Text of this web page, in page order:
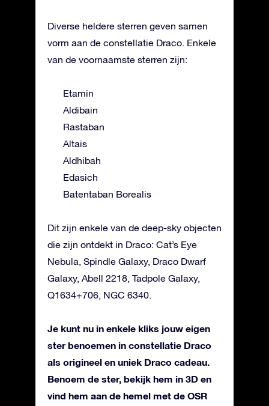
Diverse heldere sterren geven samen
vorm aan de constellatie Draco. Enkele
van de voornaamste sterren zijn:
Etamin
Aldibain
Rastaban
Altais
Aldhibah
Edasich
Batentaban Borealis
Dit zijn enkele van de deep-sky objecten
die zijn ontdekt in Draco: Cat’s Eye
Nebula, Spindle Galaxy, Draco Dwarf
Galaxy, Abell 2218, Tadpole Galaxy,
Q1634+706, NGC 6340.
Je kunt nu in enkele kliks jouw eigen
ster benoemen in constellatie Draco
als origineel en uniek Draco cadeau.
Benoem de ster, bekijk hem in 3D en
vind hem aan de hemel met de OSR